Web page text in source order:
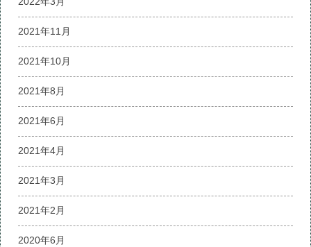
2021年11月
2021年10月
2021年8月
2021年6月
2021年4月
2021年3月
2021年2月
2020年6月